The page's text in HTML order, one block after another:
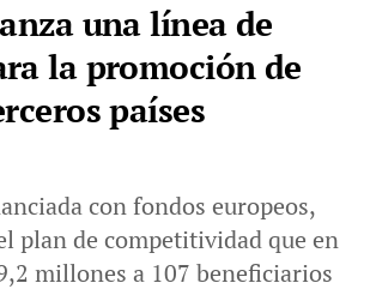
una línea de
la promoción de
países
con fondos europeos,
plan de competitividad que en
millones a 107 beneficiarios